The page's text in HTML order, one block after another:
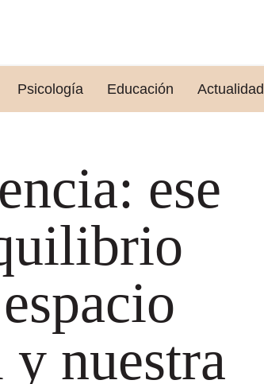
Psicología Educación Actualidad
ese
y nuestra